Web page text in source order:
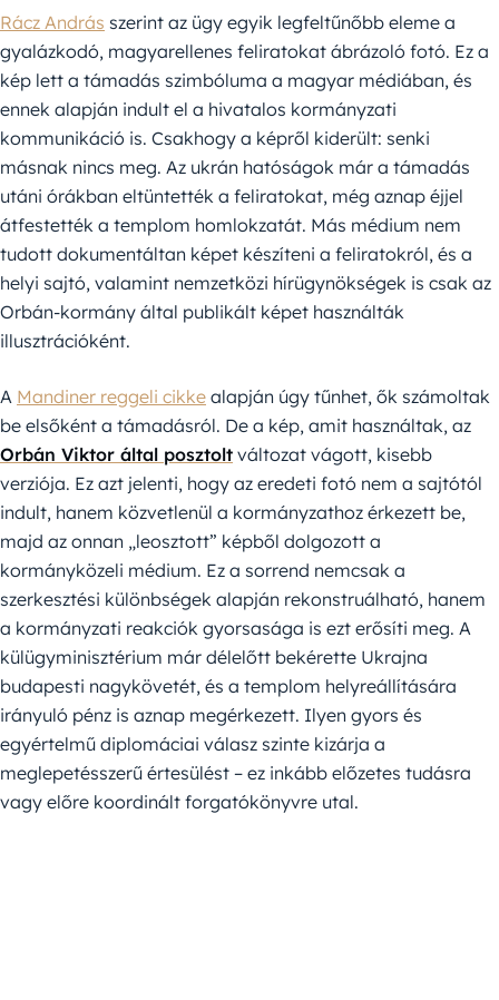
Rácz András szerint az ügy egyik legfeltűnőbb eleme a
gyalázkodó, magyarellenes feliratokat ábrázoló fotó. Ez a
kép lett a támadás szimbóluma a magyar médiában, és
ennek alapján indult el a hivatalos kormányzati
kommunikáció is. Csakhogy a képről kiderült: senki
másnak nincs meg. Az ukrán hatóságok már a támadás
utáni órákban eltüntették a feliratokat, még aznap éjjel
átfestették a templom homlokzatát. Más médium nem
tudott dokumentáltan képet készíteni a feliratokról, és a
helyi sajtó, valamint nemzetközi hírügynökségek is csak az
Orbán-kormány által publikált képet használták
illusztrációként.
A Mandiner reggeli cikke alapján úgy tűnhet, ők számoltak
be elsőként a támadásról. De a kép, amit használtak, az
Orbán Viktor által posztolt változat vágott, kisebb
verziója. Ez azt jelenti, hogy az eredeti fotó nem a sajtótól
indult, hanem közvetlenül a kormányzathoz érkezett be,
majd az onnan „leosztott” képből dolgozott a
kormányközeli médium. Ez a sorrend nemcsak a
szerkesztési különbségek alapján rekonstruálható, hanem
a kormányzati reakciók gyorsasága is ezt erősíti meg. A
külügyminisztérium már délelőtt bekérette Ukrajna
budapesti nagykövetét, és a templom helyreállítására
irányuló pénz is aznap megérkezett. Ilyen gyors és
egyértelmű diplomáciai válasz szinte kizárja a
meglepetésszerű értesülést – ez inkább előzetes tudásra
vagy előre koordinált forgatókönyvre utal.